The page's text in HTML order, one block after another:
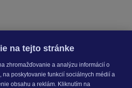
NOVINKY
Prihlásiť sa
na tejto stránke
zhromažďovanie a analýzu informácií o
na poskytovanie funkcií sociálnych médií a
obsahu a reklám. Kliknutím na